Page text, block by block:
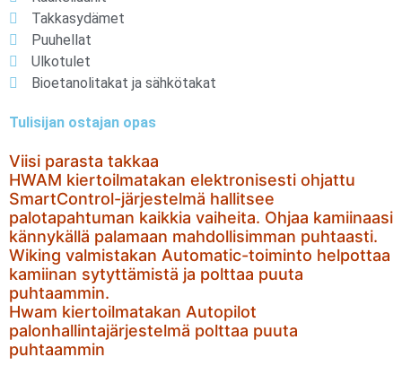
Takkasydämet
Puuhellat
Ulkotulet
Bioetanolitakat ja sähkötakat
Tulisijan ostajan opas
Viisi parasta takkaa
HWAM kiertoilmatakan elektronisesti ohjattu
SmartControl-järjestelmä hallitsee
palotapahtuman kaikkia vaiheita. Ohjaa kamiinaasi
kännykällä palamaan mahdollisimman puhtaasti.
Wiking valmistakan Automatic-toiminto helpottaa
kamiinan sytyttämistä ja polttaa puuta
puhtaammin.
Hwam kiertoilmatakan Autopilot
palonhallintajärjestelmä polttaa puuta
puhtaammin